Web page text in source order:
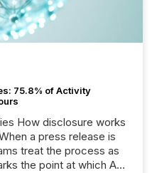
75.8% of Activity
How disclosure works
a press release is
treat the process as
the point at which AI